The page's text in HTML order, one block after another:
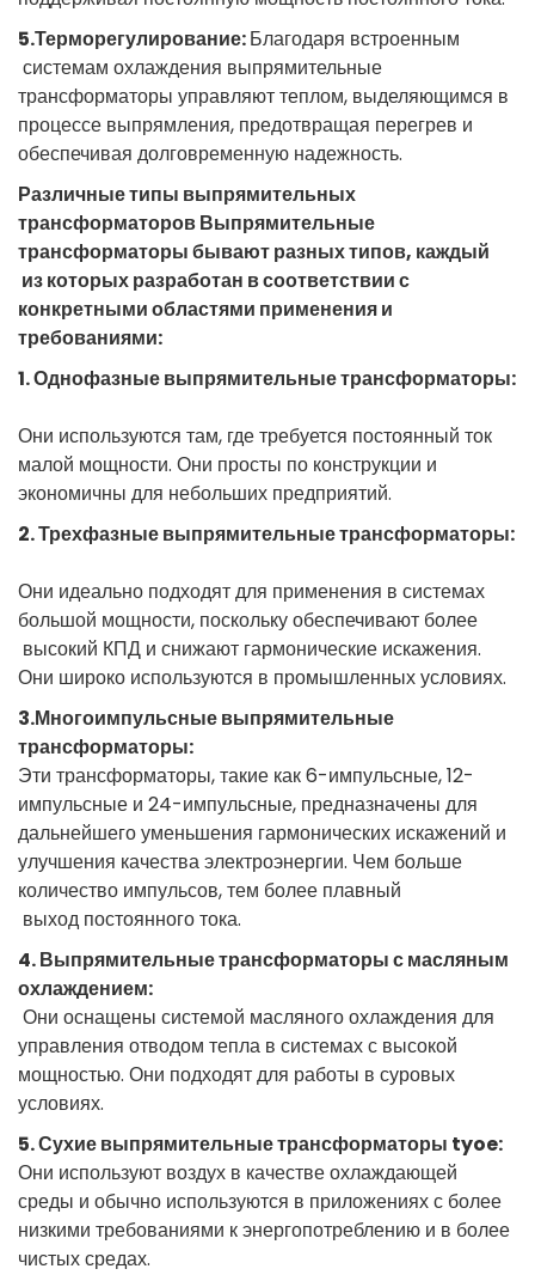
5.Терморегулирование:Благодаря встроенным
системам охлаждения выпрямительные
трансформаторы управляюттеплом, выделяющимся в
процессе выпрямления, предотвращая перегрев и
обеспечивая долговременную надежность.
Различныетипы выпрямительных
трансформаторовВыпрямительные
трансформаторыбываютразныхтипов, каждый
из которых разработан всоответствии с
конкретными областями примененияи
требованиями:
1.Однофазныевыпрямительныетрансформаторы:
Они используются там, гдетребуется постоянный ток
малой мощности. Они просты по конструкции и
экономичны для небольших предприятий.
2.Трехфазныевыпрямительныетрансформаторы:
Они идеально подходят для применения в системах
большой мощности, поскольку обеспечивают более
высокий КПД и снижают гармонические искажения.
Они широко используются в промышленныхусловиях.
3.Многоимпульсныевыпрямительные
трансформаторы:
Эти трансформаторы,такие как6-импульсные,12-
импульсные и 24-импульсные, предназначены для
дальнейшегоуменьшения гармонических искажений и
улучшения качестваэлектроэнергии. Чем больше
количество импульсов, тем более плавный
выход постоянного тока.
4.Выпрямительныетрансформаторы с масляным
охлаждением:
Они оснащены системой масляногоохлаждения для
управления отводом тепла в системах с высокой
мощностью. Они подходятдля работы в суровых
условиях.
5.Сухиевыпрямительныетрансформаторы tyoe:
Они используют воздух в качествеохлаждающей
среды и обычно используются в приложенияхс более
низкими требованиями к энергопотреблению и в более
чистыхсредах.